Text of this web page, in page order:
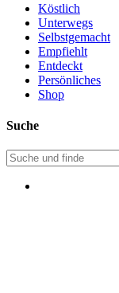
Köstlich
Unterwegs
Selbstgemacht
Empfiehlt
Entdeckt
Persönliches
Shop
Suche